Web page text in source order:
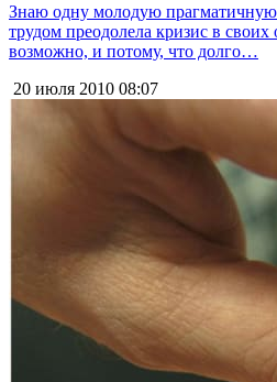
Знаю одну молодую прагматичную
трудом преодолела кризис в
возможно, и потому, что долго…
20 июля 2010 08:07